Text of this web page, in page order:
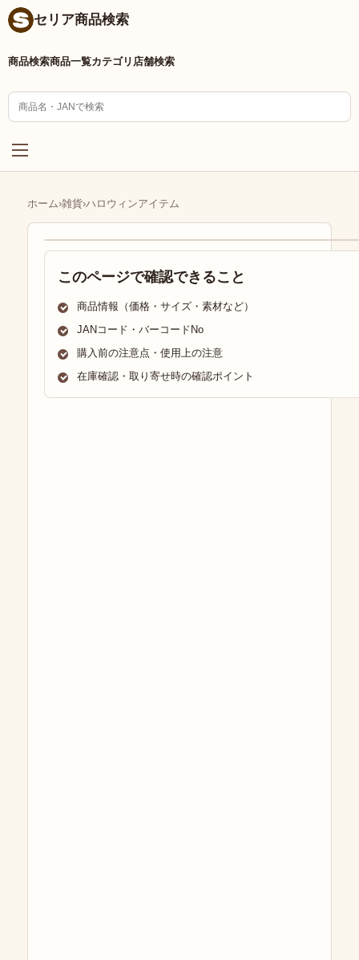
セリア商品検索
商品検索商品一覧カテゴリ 店舗検索
ホーム›雑貨›ハロウィンアイテム
このページで確認できること
商品情報（価格・サイズ・素材など）
JANコード・バーコードNo
購入前の注意点・使用上の注意
在庫確認・取り寄せ時の確認ポイント